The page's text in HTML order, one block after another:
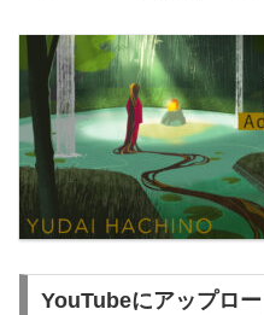
YouTubeにアップロ